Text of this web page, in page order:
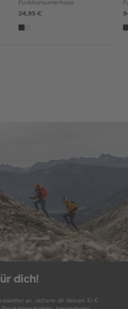
Funktionsunterhose
24,95 €
dich!
an, sichere dir deinen 10 €